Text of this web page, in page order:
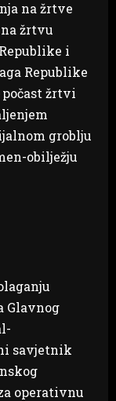
na žrtve
žrtvu
i
Republike
žrtvi
groblju
obilježju
Glavnog
savjetnik
operativnu